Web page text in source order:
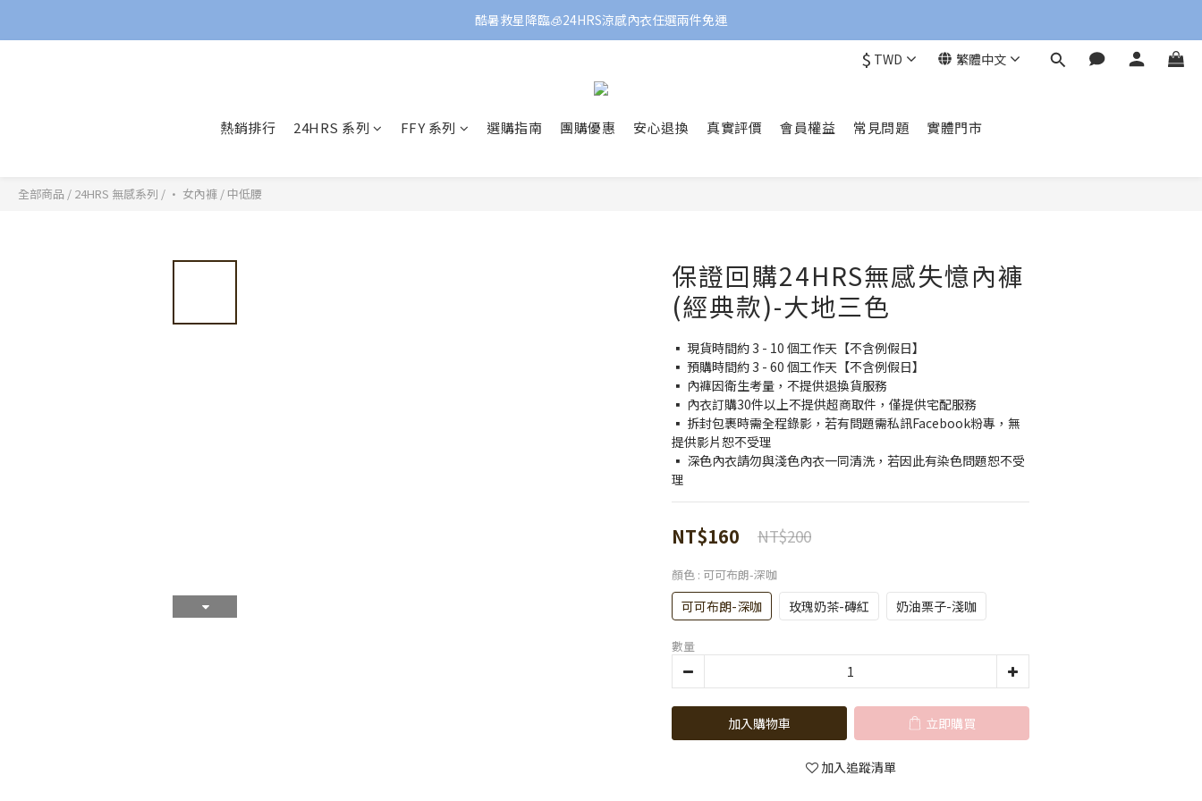
酷暑救星降臨🧊24HRS涼感內衣任選兩件免運
$ TWD 繁體中文
熱銷排行 24HRS 系列 FFY 系列 選購指南 團購優惠 安心退換 真實評價 會員權益 常見問題 實體門市
全部商品 / 24HRS 無感系列 / · 女內褲 / 中低腰
保證回購24HRS無感失憶內褲
(經典款)-大地三色
▪️ 現貨時間約 3 - 10 個工作天【不含例假日】
▪️ 預購時間約 3 - 60 個工作天【不含例假日】
▪️ 內褲因衛生考量，不提供退換貨服務
▪️ 內衣訂購30件以上不提供超商取件，僅提供宅配服務
▪️ 拆封包裹時需全程錄影，若有問題需私訊Facebook粉專，無
提供影片恕不受理
▪️ 深色內衣請勿與淺色內衣一同清洗，若因此有染色問題恕不受
理
NT$160 NT$200
顏色 : 可可布朗-深咖
可可布朗-深咖 玫瑰奶茶-磚紅 奶油栗子-淺咖
數量
加入購物車 立即購買
加入追蹤清單